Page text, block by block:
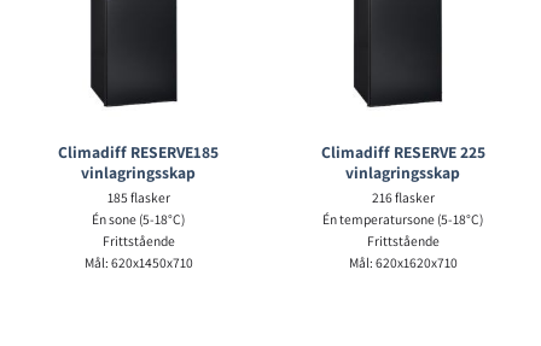
Climadiff RESERVE185
vinlagringsskap
185 flasker
Én sone (5-18°C)
Frittstående
Mål: 620x1450x710
Climadiff RESERVE 225
vinlagringsskap
216 flasker
Én temperatursone (5-18°C)
Frittstående
Mål: 620x1620x710